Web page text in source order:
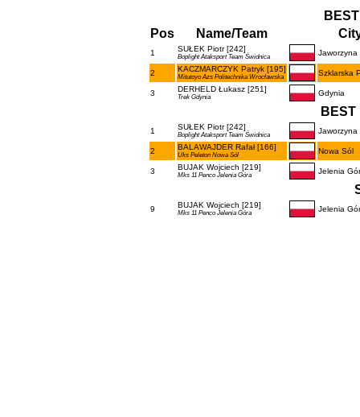
Pos
Name/Team
1 SUŁEK Piotr [242]
Boplight Ataksport Team Świdnica Jaworzyna
2 KACZMARCZYK Patryk [195]
Mitutoyo Azs Politechnika Wrocławska Szklarska
3 DERHELD Łukasz [251]
Trek Gdynia Gdynia
BEST
1 SUŁEK Piotr [242]
Boplight Ataksport Team Świdnica Jaworzyna
2 BALAWAJDER Rafał [166]
Uks Peleton Nowa Sól Nowa Sól
3 BUJAK Wojciech [219]
Mks 11 Penco Jelenia Góra Jelenia
9 BUJAK Wojciech [219]
Mks 11 Penco Jelenia Góra Jelenia